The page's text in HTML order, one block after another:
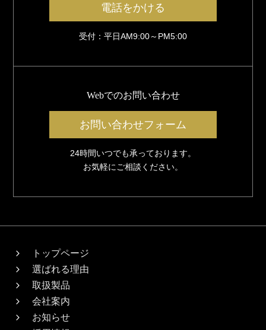
電話をかける
受付：平日AM9:00～PM5:00
Webでのお問い合わせ
お問い合わせフォーム
24時間いつでも承っております。
お気軽にご相談ください。
トップページ
選ばれる理由
取扱製品
会社案内
お知らせ